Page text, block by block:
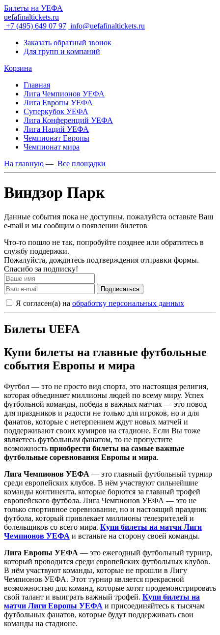
Билеты на УЕФА
uefafinaltickets.ru
+7 (495) 649 07 97 info@uefafinaltickets.ru
Заказать обратный звонок
Для групп и компаний
Корзина
Главная
Лига Чемпионов УЕФА
Лига Европы УЕФА
Суперкубок УЕФА
Лига Конференций УЕФА
Лига Наций УЕФА
Чемпионат Европы
Чемпионат мира
На главную — Все площадки
Виндзор Парк
Данные события пока не доступны, пожалуйста оставьте Ваш
e-mail и мы сообщим о появлении билетов
Что-то пошло не так, попробуйте позднее или обратитесь в
службу поддержки.
Пожалуйста, дождитесь подтверждения отправки формы.
Спасибо за подписку!
Подписаться
Я согласен(а) на обработку персональных данных
Билеты UEFA
Купи билеты на главные футбольные
события Европы и мира
Футбол — это не просто вид спорта, это настоящая религия,
которая объединяет миллионы людей по всему миру. Успех
футбольной команды, победа в важных матчах — это повод
для праздников и радости не только для игроков, но и для
фанатов, которые с нетерпением ждут новых матчей и
поддерживают своих кумиров на стадионе. Если Вы тоже
являетесь футбольным фанатом, то не пропустите
возможность приобрести билеты на самые важные
футбольные соревнования Европы и мира.
Лига Чемпионов УЕФА — это главный футбольный турнир
среди европейских клубов. В нём участвуют сильнейшие
команды континента, которые борются за главный трофей
европейского футбола. Лига Чемпионов УЕФА — это не
только спортивное соревнование, но и настоящий праздник
футбола, который привлекает миллионы телезрителей и
болельщиков со всего мира. Купи билеты на матчи Лиги
Чемпионов УЕФА и встаньте на сторону своей команды.
Лига Европы УЕФА — это ежегодный футбольный турнир,
который проводится среди европейских футбольных клубов.
В нём участвуют команды, которые не прошли в Лигу
Чемпионов УЕФА. Этот турнир является прекрасной
возможностью для команд, которые хотят продемонстрировать
свой талант и выиграть важный трофей. Купи билеты на
матчи Лиги Европы УЕФА и присоединяйтесь к тысячам
футбольных фанатов, которые будут поддерживать свои
команды на стадионе.